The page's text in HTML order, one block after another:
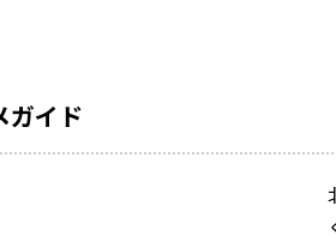
ガイド